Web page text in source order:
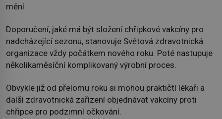
mění.
Doporučení, jaké má být složení chřipkové vakcíny pro
nadcházející sezonu, stanovuje Světová zdravotnická
organizace vždy počátkem nového roku. Poté nastupuje
několikaměsíční komplikovaný výrobní proces.
Obvykle již od přelomu roku si mohou praktičtí lékaři a
další zdravotnická zařízení objednávat vakcíny proti
chřipce pro podzimní očkování.